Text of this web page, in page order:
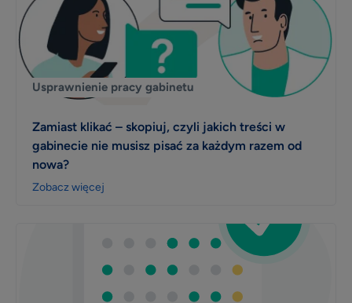
Usprawnienie pracy gabinetu
Zamiast klikać – skopiuj, czyli jakich treści w
gabinecie nie musisz pisać za każdym razem od
nowa?
Zobacz więcej